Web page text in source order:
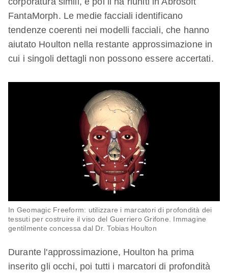
FantaMorph. Le medie facciali identificano
tendenze coerenti nei modelli facciali, che hanno
aiutato Houlton nella restante approssimazione in
cui i singoli dettagli non possono essere accertati.
In Geomagic Freeform: utilizzare i marcatori di profondità dei
tessuti per costruire il viso del Guerriero Grifone. Immagine
gentilmente concessa dal Dr. Tobias Houlton
Durante l'approssimazione, Houlton ha prima
inserito gli occhi, poi tutti i marcatori di profondità